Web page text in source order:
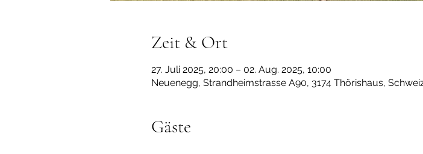
Zeit & Ort
27. Juli 2025, 20:00 – 02. Aug. 2025, 10:00
Neuenegg, Strandheimstrasse A90, 3174 Thörishaus,
Gäste